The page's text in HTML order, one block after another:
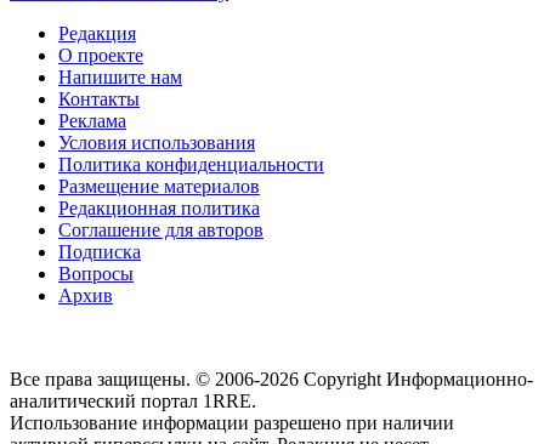
Редакция
О проекте
Напишите нам
Контакты
Реклама
Условия использования
Политика конфиденциальности
Размещение материалов
Редакционная политика
Соглашение для авторов
Подписка
Вопросы
Архив
Все права защищены. © 2006-2026 Copyright Информационно-
аналитический портал 1RRE.
Использование информации разрешено при наличии